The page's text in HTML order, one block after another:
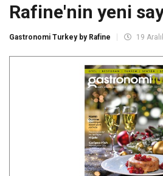
Rafine'nin yeni
Gastronomi Turkey by Rafine 19